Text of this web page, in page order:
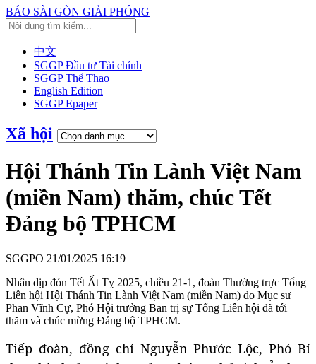
BÁO SÀI GÒN GIẢI PHÓNG
中文
SGGP Đầu tư Tài chính
SGGP Thể Thao
English Edition
SGGP Epaper
Xã hội
Hội Thánh Tin Lành Việt Nam
(miền Nam) thăm, chúc Tết
Đảng bộ TPHCM
SGGPO 21/01/2025 16:19
Nhân dịp đón Tết Ất Tỵ 2025, chiều 21-1, đoàn Thường trực Tổng
Liên hội Hội Thánh Tin Lành Việt Nam (miền Nam) do Mục sư
Phan Vĩnh Cự, Phó Hội trưởng Ban trị sự Tổng Liên hội đã tới
thăm và chúc mừng Đảng bộ TPHCM.
Tiếp đoàn, đồng chí Nguyễn Phước Lộc, Phó Bí